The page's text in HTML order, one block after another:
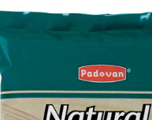
Напої
швидкого
приготування
Макаронні